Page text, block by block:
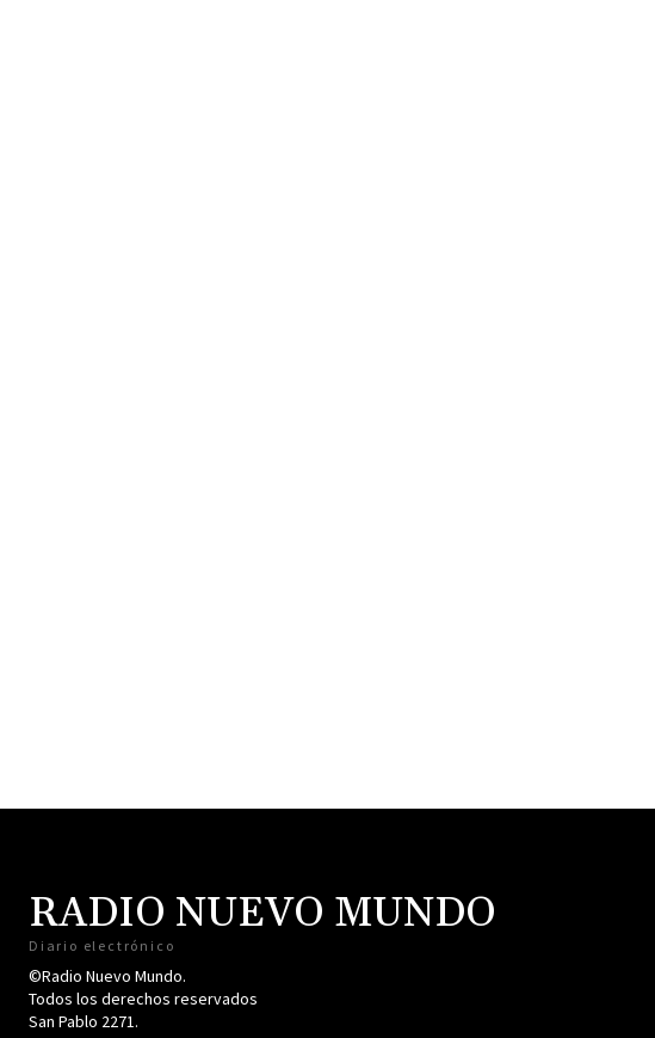
RADIO NUEVO MUNDO
Diario electrónico
©Radio Nuevo Mundo.
Todos los derechos reservados
San Pablo 2271.